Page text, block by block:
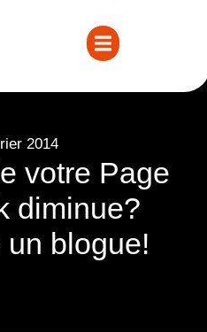
2014
votre Page
diminue?
blogue!